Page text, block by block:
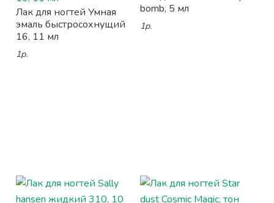
Лак для ногтей Умная
эмаль быстросохнущий
16, 11 мл
1р.
bomb, 5 мл
1р.